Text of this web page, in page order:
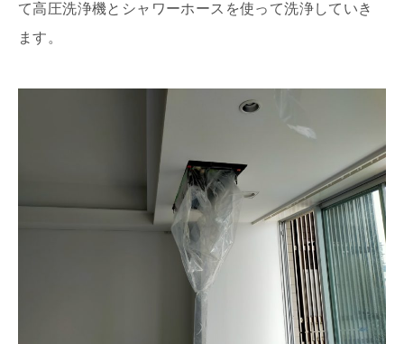
て高圧洗浄機とシャワーホースを使って洗浄していき
ます。